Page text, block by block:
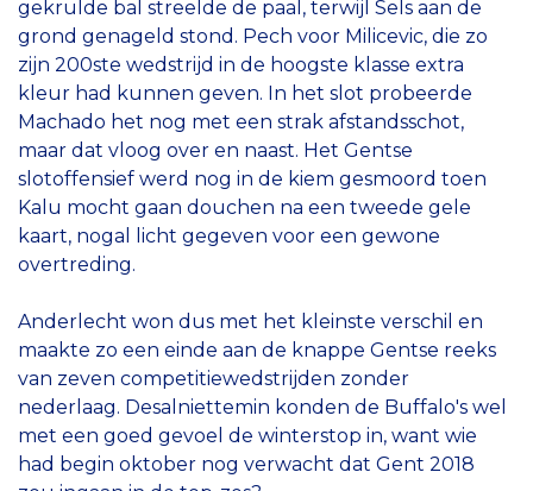
gekrulde bal streelde de paal, terwijl Sels aan de
grond genageld stond. Pech voor Milicevic, die zo
zijn 200ste wedstrijd in de hoogste klasse extra
kleur had kunnen geven. In het slot probeerde
Machado het nog met een strak afstandsschot,
maar dat vloog over en naast. Het Gentse
slotoffensief werd nog in de kiem gesmoord toen
Kalu mocht gaan douchen na een tweede gele
kaart, nogal licht gegeven voor een gewone
overtreding.
Anderlecht won dus met het kleinste verschil en
maakte zo een einde aan de knappe Gentse reeks
van zeven competitiewedstrijden zonder
nederlaag. Desalniettemin konden de Buffalo's wel
met een goed gevoel de winterstop in, want wie
had begin oktober nog verwacht dat Gent 2018